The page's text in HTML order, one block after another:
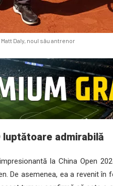
Daly, noul său antrenor
luptătoare admirabilă
la China Open
De asemenea, ea a revenit în